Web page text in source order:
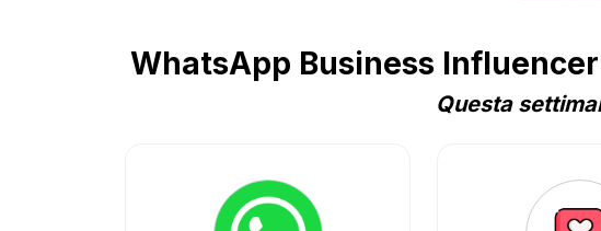
WhatsApp Business
Questa